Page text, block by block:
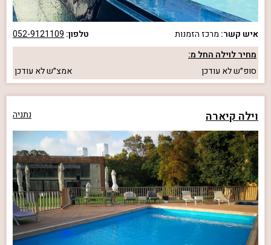
איש קשר: מרכז הזמנות טלפון: 052-9121109
מחיר לוילה החל מ:
סופ״שלא עודכן אמצ״שלא עודכן
וילה קיארה נתניה